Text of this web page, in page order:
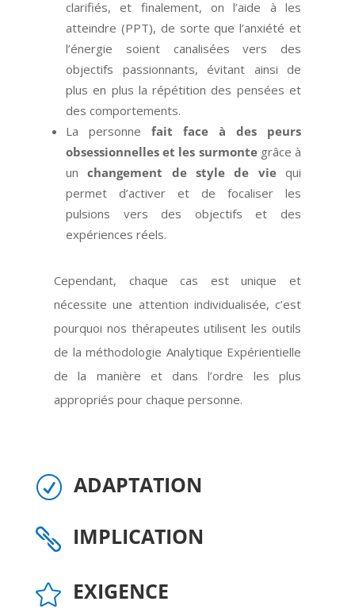
clarifiés, et finalement, on l’aide à les
atteindre (PPT), de sorte que l’anxiété et
l’énergie soient canalisées vers des
objectifs passionnants, évitant ainsi de
plus en plus la répétition des pensées et
des comportements.
La personne fait face à des peurs
obsessionnelles et les surmontegrâce à
unchangement de style de viequi
permet d’activer et de focaliser les
pulsions vers des objectifs et des
expériences réels.
Cependant, chaque cas est unique et
nécessite une attention individualisée, c’est
pourquoi nos thérapeutes utilisent les outils
de la méthodologie Analytique Expérientielle
de la manière et dans l’ordre les plus
appropriés pour chaque personne.
R ADAPTATION
 IMPLICATION
 EXIGENCE